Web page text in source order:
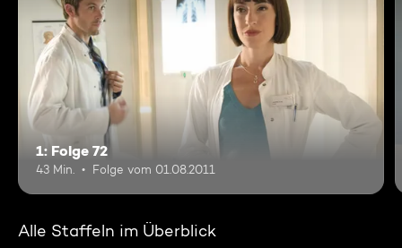
1: Folge 72
43 Min. Folge vom 01.08.2011
Alle Staffeln im Überblick